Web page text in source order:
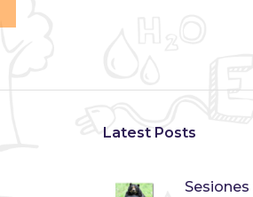
Latest Posts
Sesiones